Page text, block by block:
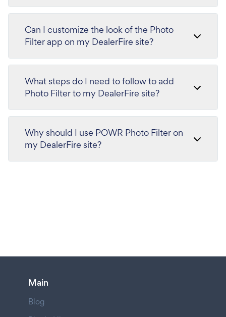
Can I customize the look of the Photo
Filter app on my DealerFire site?
What steps do I need to follow to add
Photo Filter to my DealerFire site?
Why should I use POWR Photo Filter on
my DealerFire site?
Main
Blog